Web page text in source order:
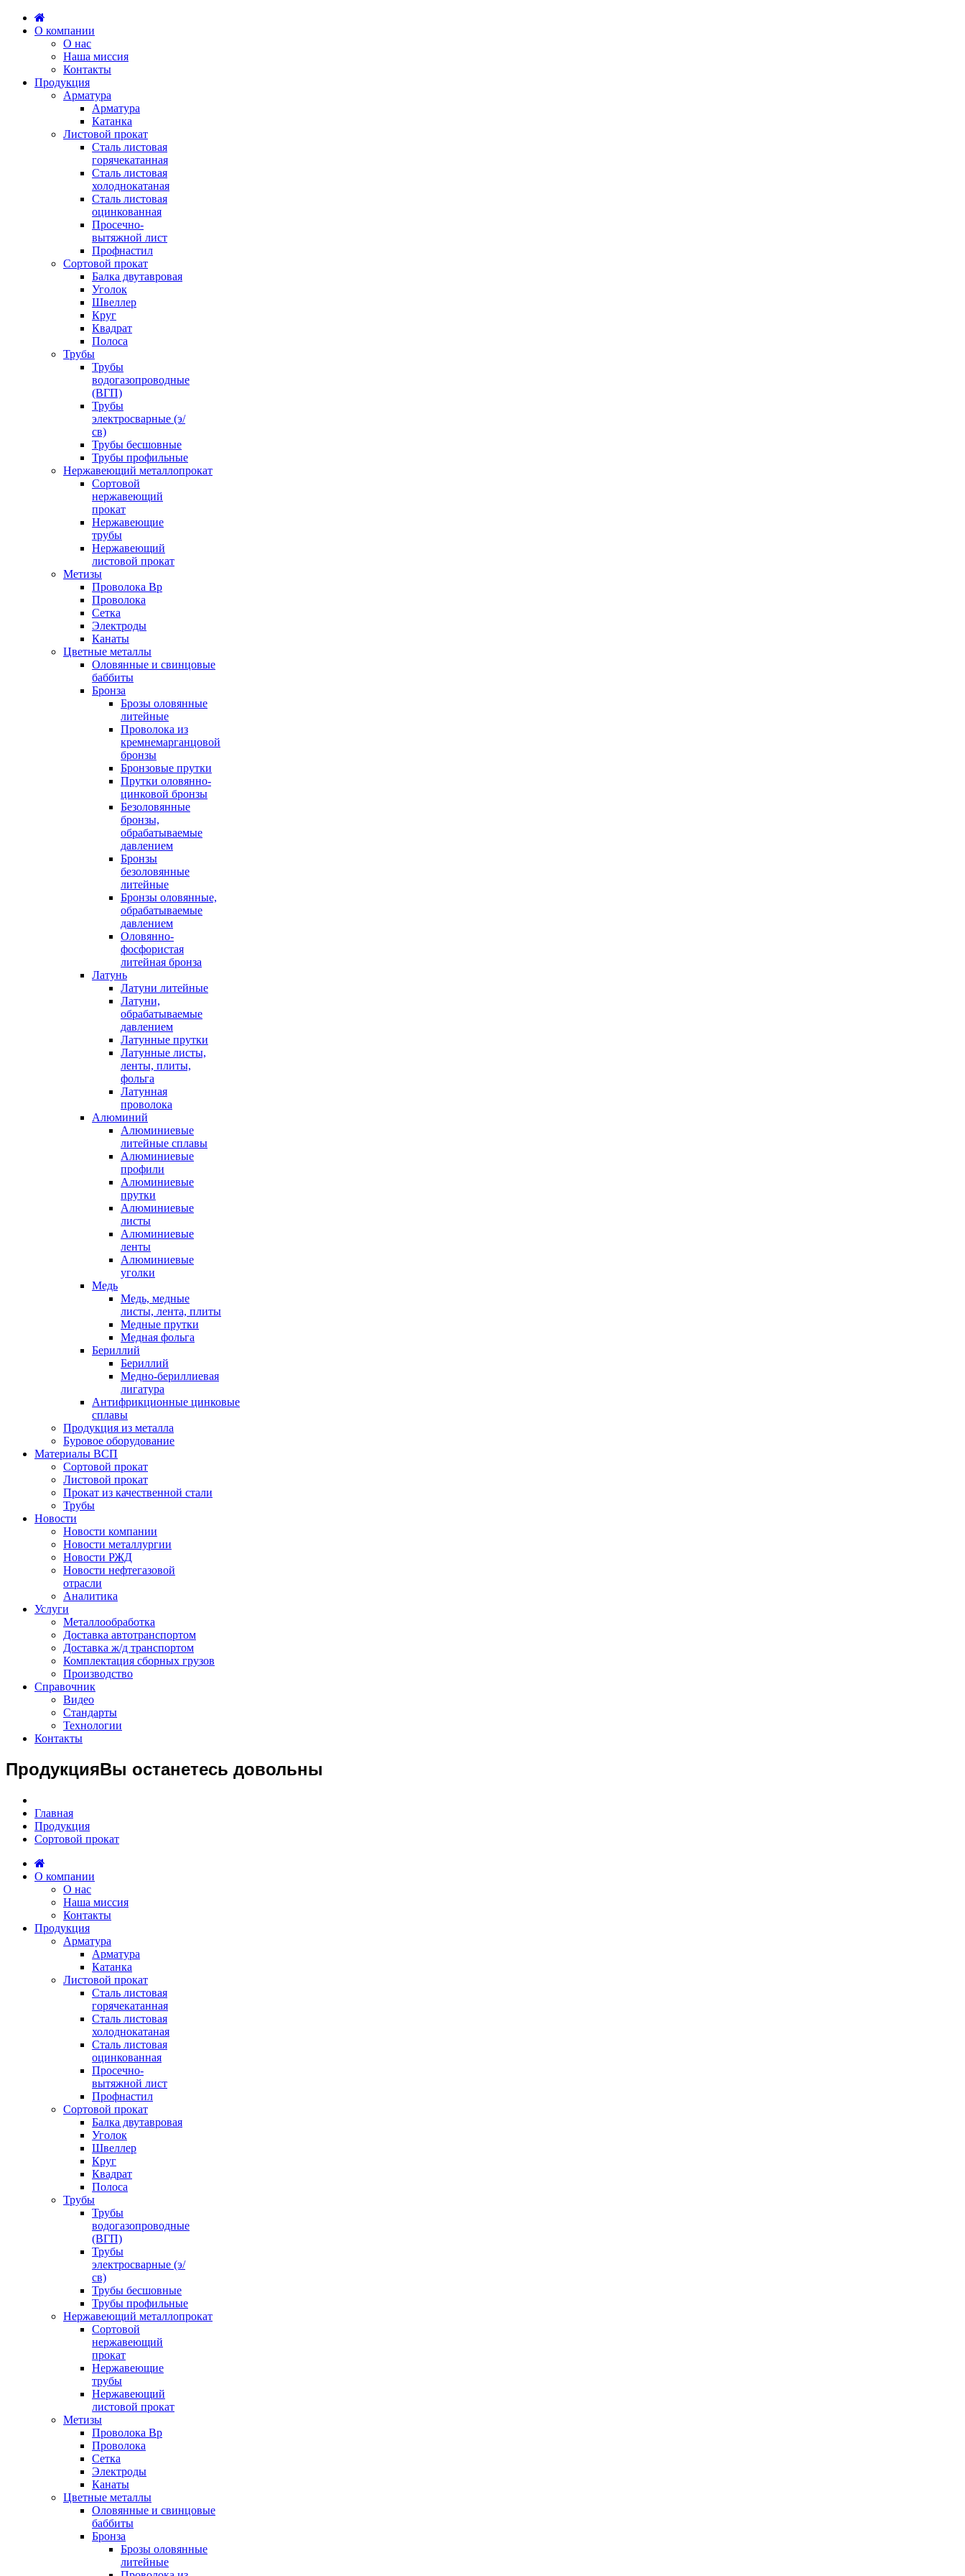
О компании
О нас
Наша миссия
Контакты
Продукция
Арматура
Арматура
Катанка
Листовой прокат
Сталь листовая
горячекатанная
Сталь листовая
холоднокатаная
Сталь листовая
оцинкованная
Просечно-
вытяжной лист
Профнастил
Сортовой прокат
Балка двутавровая
Уголок
Швеллер
Круг
Квадрат
Полоса
Трубы
Трубы
водогазопроводные
(ВГП)
Трубы
электросварные (э/
св)
Трубы бесшовные
Трубы профильные
Нержавеющий металлопрокат
Сортовой
нержавеющий
прокат
Нержавеющие
трубы
Нержавеющий
листовой прокат
Метизы
Проволока Вр
Проволока
Сетка
Электроды
Канаты
Цветные металлы
Оловянные и свинцовые
баббиты
Бронза
Брозы оловянные
литейные
Проволока из
кремнемарганцовой
бронзы
Бронзовые прутки
Прутки оловянно-
цинковой бронзы
Безоловянные
бронзы,
обрабатываемые
давлением
Бронзы
безоловянные
литейные
Бронзы оловянные,
обрабатываемые
давлением
Оловянно-
фосфористая
литейная бронза
Латунь
Латуни литейные
Латуни,
обрабатываемые
давлением
Латунные прутки
Латунные листы,
ленты, плиты,
фольга
Латунная
проволока
Алюминий
Алюминиевые
литейные сплавы
Алюминиевые
профили
Алюминиевые
прутки
Алюминиевые
листы
Алюминиевые
ленты
Алюминиевые
уголки
Медь
Медь, медные
листы, лента, плиты
Медные прутки
Медная фольга
Бериллий
Бериллий
Медно-бериллиевая
лигатура
Антифрикционные цинковые
сплавы
Продукция из металла
Буровое оборудование
Материалы ВСП
Сортовой прокат
Листовой прокат
Прокат из качественной стали
Трубы
Новости
Новости компании
Новости металлургии
Новости РЖД
Новости нефтегазовой
отрасли
Аналитика
Услуги
Металлообработка
Доставка автотранспортом
Доставка ж/д транспортом
Комплектация сборных грузов
Производство
Справочник
Видео
Стандарты
Технологии
Контакты
ПродукцияВы останетесь довольны
Главная
Продукция
Сортовой прокат
О компании
О нас
Наша миссия
Контакты
Продукция
Арматура
Арматура
Катанка
Листовой прокат
Сталь листовая
горячекатанная
Сталь листовая
холоднокатаная
Сталь листовая
оцинкованная
Просечно-
вытяжной лист
Профнастил
Сортовой прокат
Балка двутавровая
Уголок
Швеллер
Круг
Квадрат
Полоса
Трубы
Трубы
водогазопроводные
(ВГП)
Трубы
электросварные (э/
св)
Трубы бесшовные
Трубы профильные
Нержавеющий металлопрокат
Сортовой
нержавеющий
прокат
Нержавеющие
трубы
Нержавеющий
листовой прокат
Метизы
Проволока Вр
Проволока
Сетка
Электроды
Канаты
Цветные металлы
Оловянные и свинцовые
баббиты
Бронза
Брозы оловянные
литейные